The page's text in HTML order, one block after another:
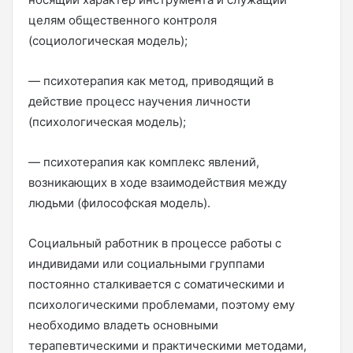
целям общественного контроля
(социологическая модель);
— психотерапия как метод, приводящий в
действие процесс научения личности
(психологическая модель);
— психотерапия как комплекс явлений,
возникающих в ходе взаимодействия между
людьми (философская модель).
Социальный работник в процессе работы с
индивидами или социальными группами
постоянно сталкивается с соматическими и
психологическими проблемами, поэтому ему
необходимо владеть основными
терапевтическими и практическими методами,